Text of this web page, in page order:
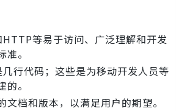
HTTP等易于访问、广泛理解和开发
。
几行代码；这些是为移动开发人员等
。
文档和版本，以满足用户的期望。